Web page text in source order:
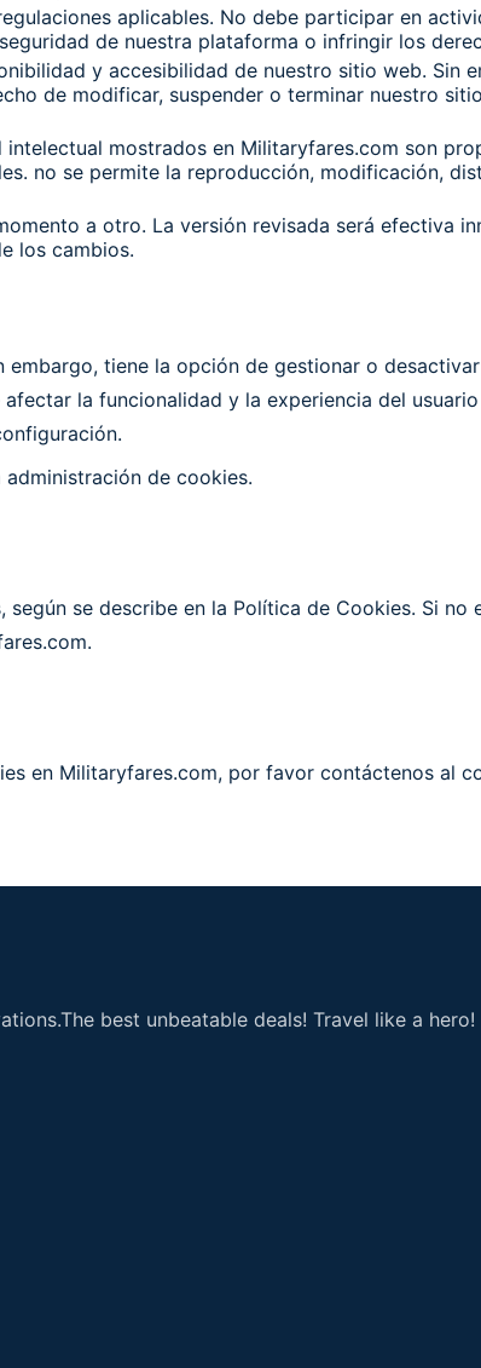
aplicables. No debe participar en
de nuestra plataforma o infringir los
y accesibilidad de nuestro sitio web. Sin
de modificar, suspender o terminar nuestro
mostrados en Militaryfares.com son
no se permite la reproducción, modificación,
a otro. La versión revisada será efectiva
los cambios.
tiene la opción de gestionar o
la funcionalidad y la experiencia del
de cookies.
se describe en la Política de Cookies. Si no
en Militaryfares.com, por favor contáctenos al
best unbeatable deals! Travel like a hero!